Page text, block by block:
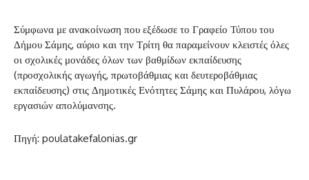
Σύμφωνα με ανακοίνωση που εξέδωσε το Γραφείο Τύπου του
Δήμου Σάμης, αύριο και την Τρίτη θα παραμείνουν κλειστές όλες
οι σχολικές μονάδες όλων των βαθμίδων εκπαίδευσης
(προσχολικής αγωγής, πρωτοβάθμιας και δευτεροβάθμιας
εκπαίδευσης) στις Δημοτικές Ενότητες Σάμης και Πυλάρου, λόγω
εργασιών απολύμανσης.
Πηγή: poulatakefalonias.gr